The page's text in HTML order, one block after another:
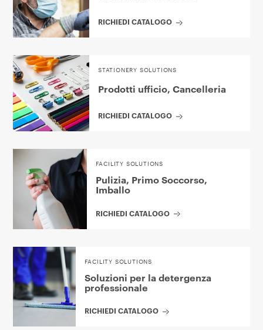
RICHIEDI CATALOGO
STATIONERY SOLUTIONS
Prodotti ufficio, Cancelleria
RICHIEDI CATALOGO
FACILITY SOLUTIONS
Pulizia, Primo Soccorso,
Imballo
RICHIEDI CATALOGO
FACILITY SOLUTIONS
Soluzioni per la detergenza
professionale
RICHIEDI CATALOGO